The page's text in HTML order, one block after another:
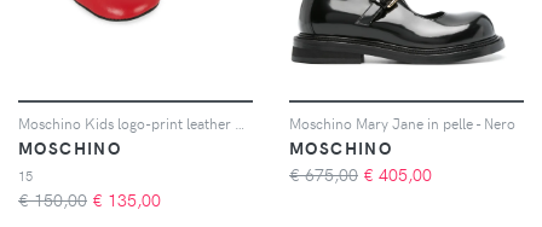
MOSCHINO
15
€ 150,00 € 135,00
Moschino Mary Jane in pelle - Nero
MOSCHINO
€ 675,00 € 405,00